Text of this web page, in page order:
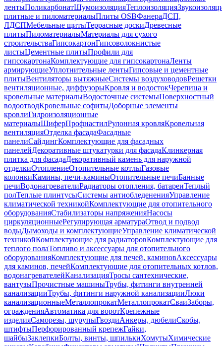
лентыПоликарбонатШумоизоляцияТеплоизоляция
плитные и пиломатериалыПлиты OSBФанераДСП,
ЛДСПМебельные щитыТеррасные доскиДревесные
плитыПиломатериалыМатериалы для сухого
строительстваГипсокартонГипсоволокнистые
листыЦементные плитыПрофили для
гипсокартонаКомплектующие для гипсокартонаЛенты
армирующиеУплотнительные лентыГипсовые и цементные
плитыВентиляторы вытяжныеСистемы воздуховодовРешетки
вентиляционные, диффузорыКровля и водостокЧерепица и
кровельные материалыВодосточные системыПоверхностный
водоотводКровельные софитыДоборные элементы
кровлиГидроизоляционные
материалыШиферПрофнастилРулонная кровляКровельная
вентиляцияОтделка фасадаФасадные
панелиСайдингКомплектующие для фасадных
панелейДекоративные штукатурки для фасадаКлинкерная
плитка для фасадаДекоративный камень для наружной
отделкиОтоплениеОтопительные котлыГазовые
колонкиКамины, печи-каминыОтопительные печиБанные
печиВодонагревателиРадиаторы отопления, батареиТеплый
полТеплые плинтусыСистемы антиобледененияУправление
климатической техникойКомплектующие для отопительного
оборудованияСтабилизаторы напряженияНасосы
циркуляционныеРегулирующая арматураОтвод и подвод
водыДымоходы и комплектующиеУправление климатической
техникойКомплектующие для радиаторовКомплектующие для
теплого полаТопливо и аксессуары для отопительного
оборудованияКомплектующие для печей, каминовАксессуары
для каминов, печейКомплектующие для отопительных котлов,
водонагревателейКанализацияТросы сантехнические,
вантузыПрочистные машиныТрубы, фитинги внутренней
канализацииТрубы, фитинги наружной канализацииЛюки
канализационныеМеталлопрокатМеталлопрокатСваиЗаборы,
огражденияАвтоматика для воротКрепежные
изделияСаморезы, шурупыГвоздиАнкеры, дюбелиСкобы,
штифтыПерфорированный крепежГайки,
шайбыЗаклепкиБолты, винты, шпилькиХомутыХимические